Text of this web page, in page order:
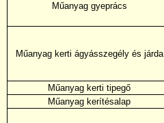
Műanyag gyeprács
Műanyag kerti ágyásszegély és járda
Műanyag kerti tipegő
Műanyag kerítésalap